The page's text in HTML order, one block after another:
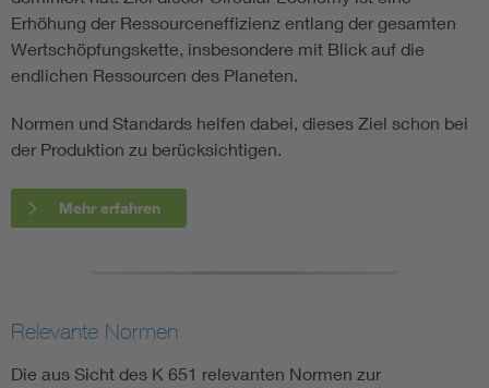
Erhöhung der Ressourceneffizienz entlang der gesamten
Wertschöpfungskette, insbesondere mit Blick auf die
endlichen Ressourcen des Planeten.
Normen und Standards helfen dabei, dieses Ziel schon bei
der Produktion zu berücksichtigen.
Mehr erfahren
Relevante Normen
Die aus Sicht des K 651 relevanten Normen zur